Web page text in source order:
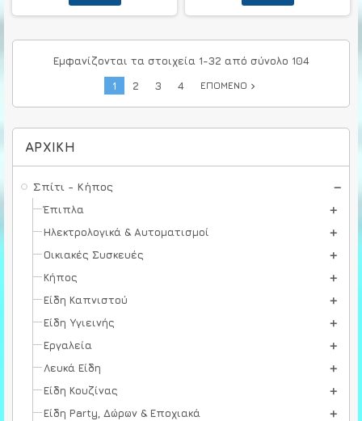
ΑΡΧΙΚΉ
Σπίτι - Κήπος
Έπιπλα
Ηλεκτρολογικά & Αυτοματισμοί
Οικιακές Συσκευές
Κήπος
Είδη Καπνιστού
Είδη Υγιεινής
Εργαλεία
Λευκά Είδη
Είδη Κουζίνας
Είδη Party, Δώρων & Εποχιακά
Εμφανίζονται τα στοιχεία 1-32 από σύνολο 104
1
2 3 4 ΕΠΌΜΕΝΟ navigate_next